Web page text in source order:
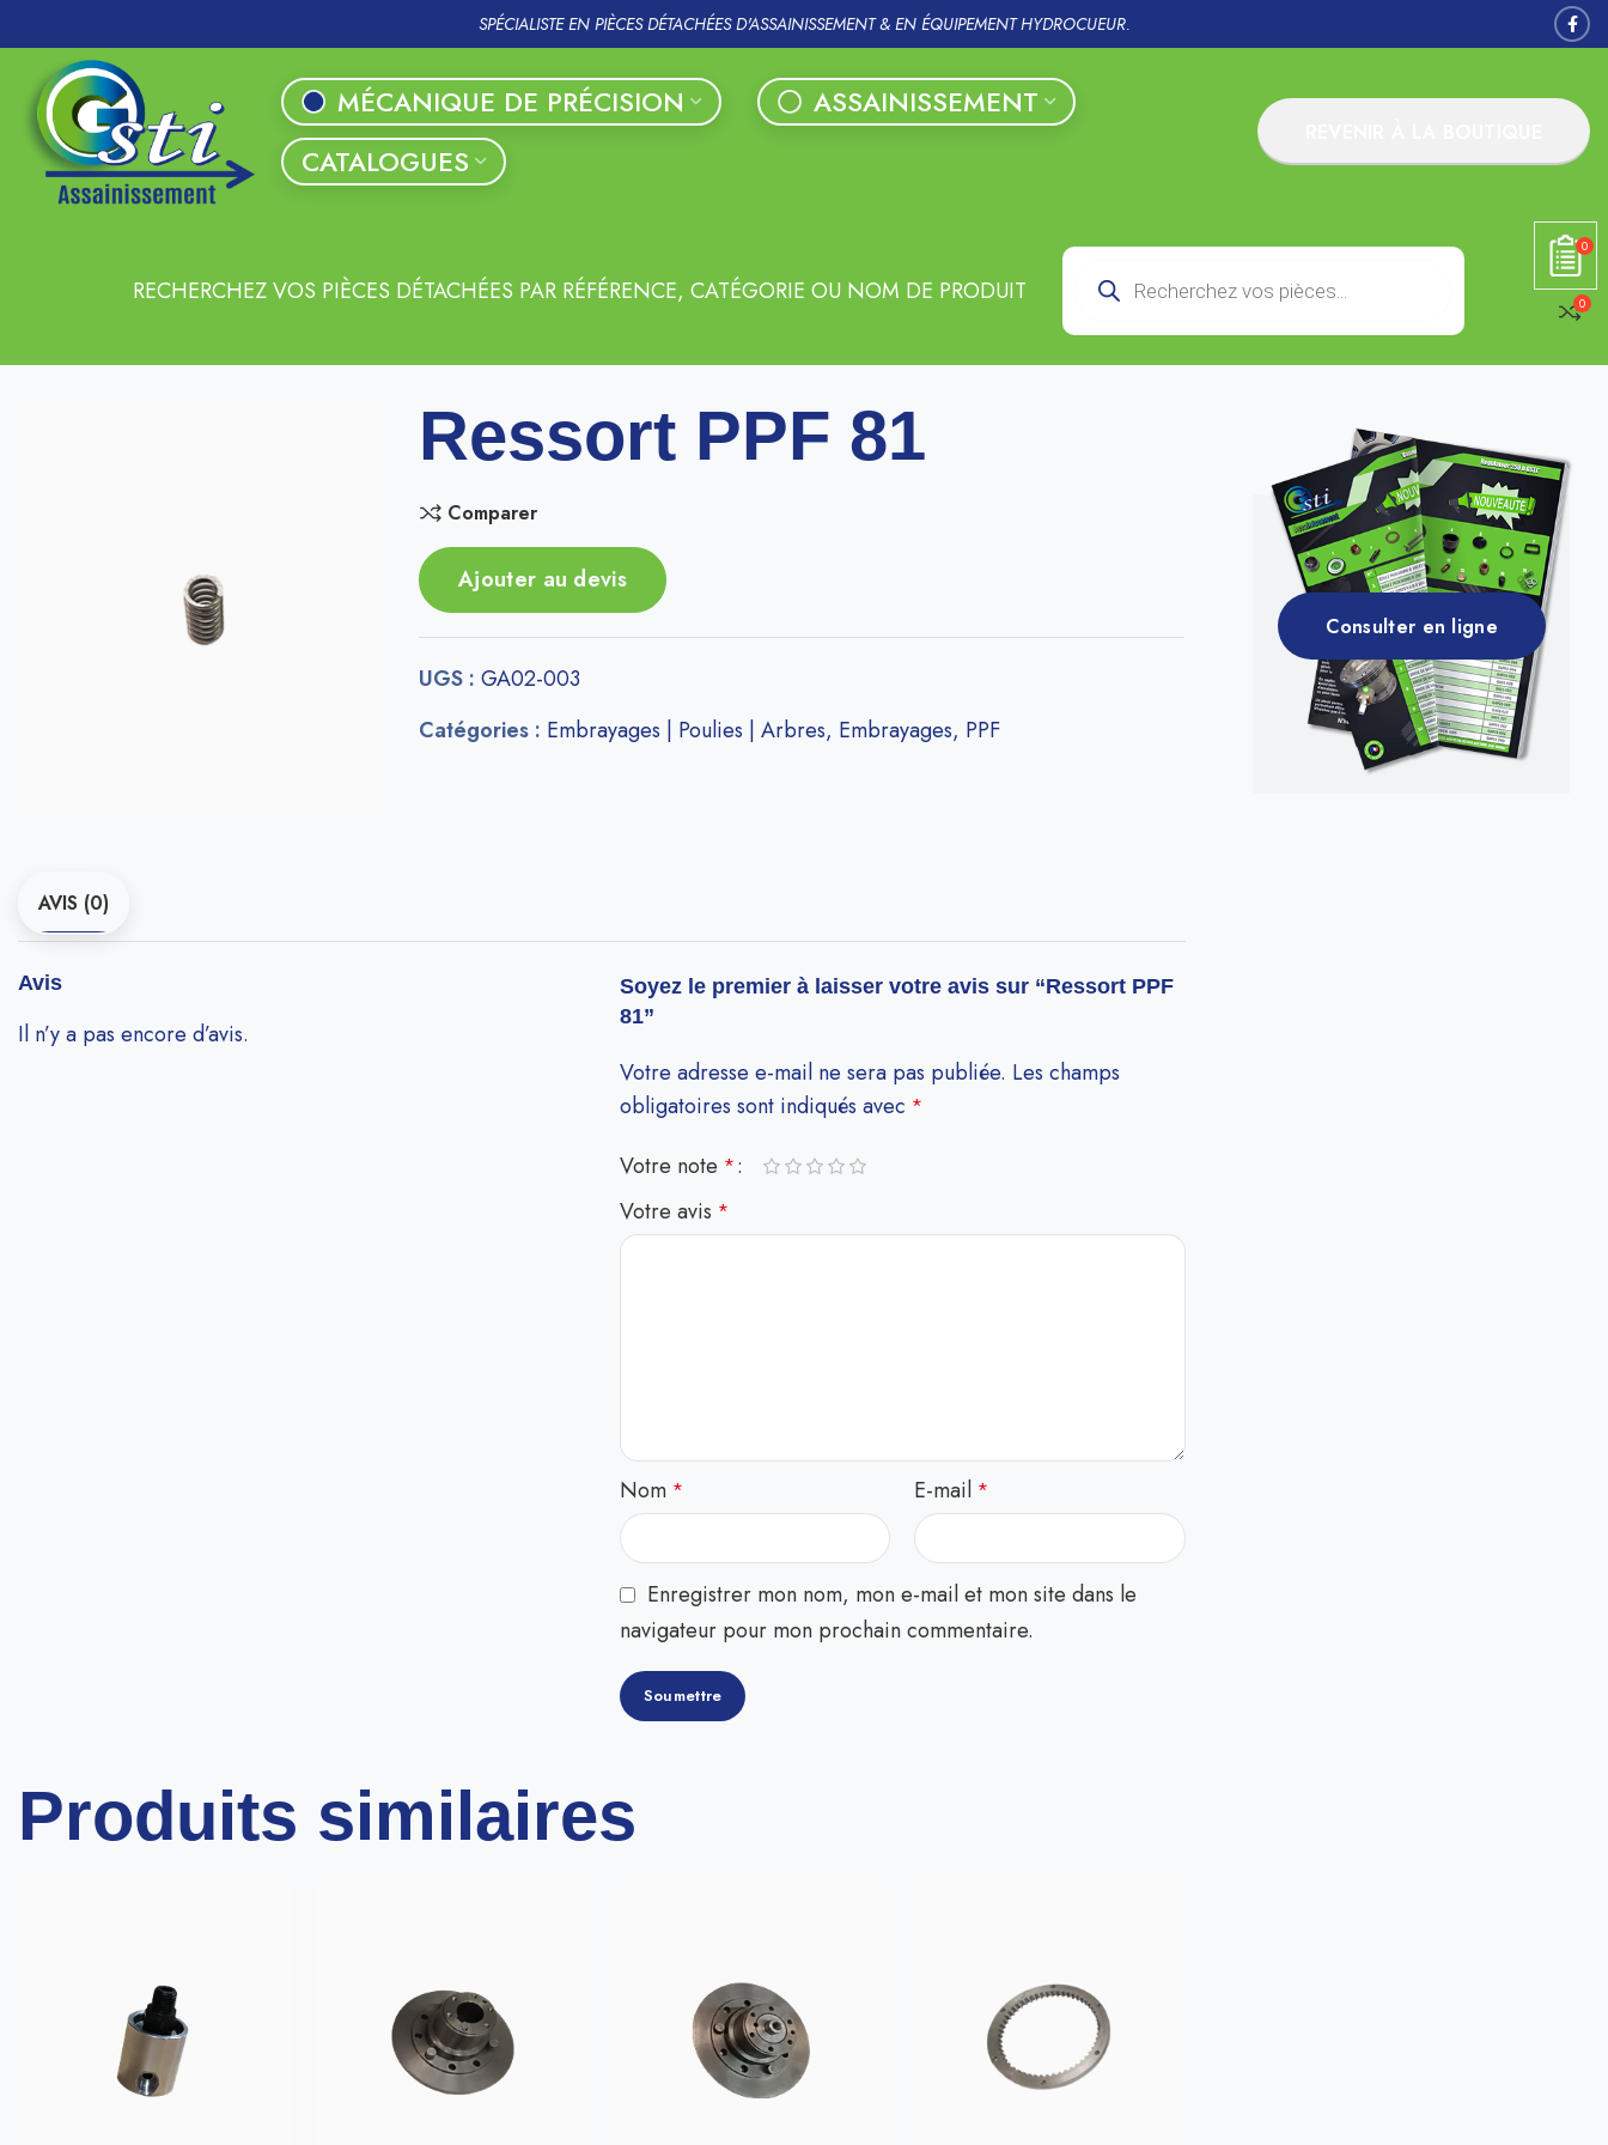
SPÉCIALISTE EN PIÈCES DÉTACHÉES D'ASSAINISSEMENT & EN ÉQUIPEMENT HYDROCUEUR.
MÉCANIQUE DE PRÉCISION
ASSAINISSEMENT
CATALOGUES
RECHERCHEZ VOS PIÈCES DÉTACHÉES PAR RÉFÉRENCE, CATÉGORIE OU NOM DE PRODUIT
0
0
Ressort PPF 81
Comparer
Ajouter au devis
UGS :GA02-003
Catégories : Embrayages | Poulies | Arbres, Embrayages, PPF
AVIS (0)
Avis
Il n’y a pas encore d’avis.
Soyez le premier à laisser votre avis sur “Ressort PPF
81”
Votre adresse e-mail ne sera pas publiée. Les champs
obligatoires sont indiqués avec *
Votre note *
Votre avis *
Nom * E-mail *
Enregistrer mon nom, mon e-mail et mon site dans le
navigateur pour mon prochain commentaire.
Produits similaires
Consulter en ligne